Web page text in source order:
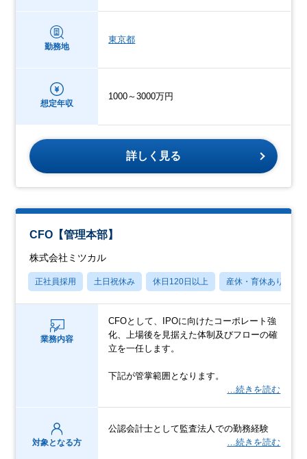
勤務地
東京都
想定年収
1000～3000万円
詳しく見る
CFO【管理本部】
株式会社ミツカル
正社員採用 土日祝休み 休日120日以上 産休・育休あり
業務内容
CFOとして、IPOに向けたコーポレート強
化、上場後を見据えた体制及びフローの確
立を一任します。
下記が管掌範囲となります。
…続きを読む
対象となる方
公認会計士として監査法人での勤務経験
…続きを読む